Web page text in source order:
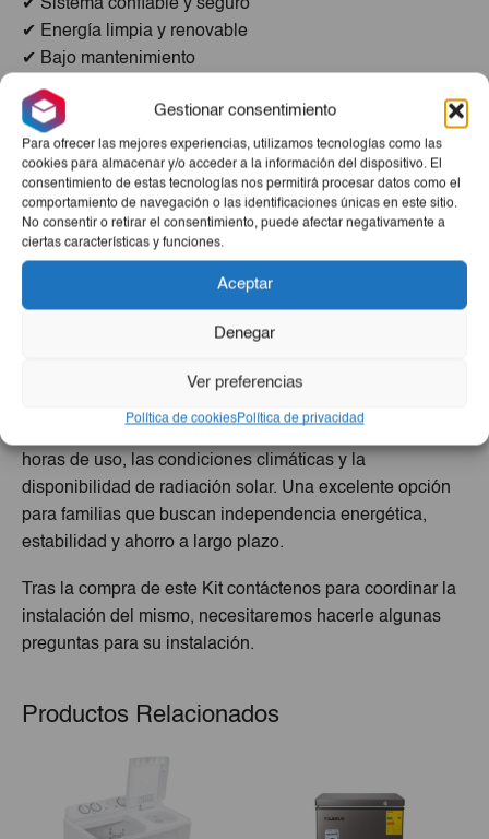
Gestionar consentimiento
Para ofrecer las mejores experiencias, utilizamos tecnologías como las
cookies para almacenar y/o acceder a la información del dispositivo. El
consentimiento de estas tecnologías nos permitirá procesar datos como el
comportamiento de navegación o las identificaciones únicas en este sitio.
No consentir o retirar el consentimiento, puede afectar negativamente a
ciertas características y funciones.
Aceptar
Denegar
Ver preferencias
Política de cookiesPolítica de privacidad
✔ Sistema confiable y seguro
✔ Energía limpia y renovable
✔ Bajo mantenimiento
✔ Protección eléctrica incluida
✔ Instalación profesional gratis
🏠 Ideal Para Alimentar:
Refrigeradores
Televisores
Iluminación del hogar
Electrodomésticos esenciales
Aires acondicionados de consumo moderado
🔋 Rendimiento Y Autonomía
horas de uso, las condiciones climáticas y la
disponibilidad de radiación solar. Una excelente opción
para familias que buscan independencia energética,
estabilidad y ahorro a largo plazo.
Tras la compra de este Kit contáctenos para coordinar la
instalación del mismo, necesitaremos hacerle algunas
preguntas para su instalación.
Productos Relacionados